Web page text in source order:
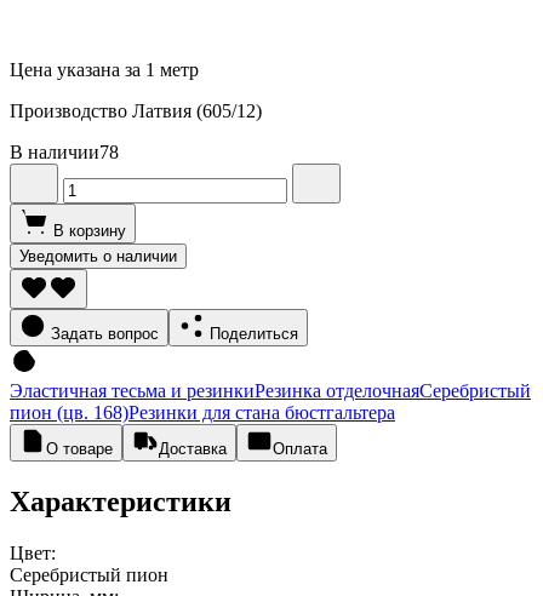
Цена указана за 1 метр
Производство Латвия (605/12)
В наличии78
В корзину
Уведомить о наличии
Задать вопрос Поделиться
Эластичная тесьма и резинкиРезинка отделочнаяСеребристый
пион (цв. 168)Резинки для стана бюстгальтера
О товаре Доставка Оплата
Характеристики
Цвет:
Серебристый пион